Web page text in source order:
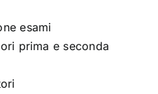
esami
prima e seconda